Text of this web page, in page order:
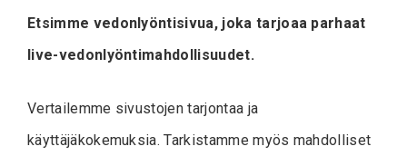
Etsimme vedonlyöntisivua, joka tarjoaa parhaat
live-vedonlyöntimahdollisuudet.
Vertailemme sivustojen tarjontaa ja
käyttäjäkokemuksia. Tarkistamme myös mahdolliset